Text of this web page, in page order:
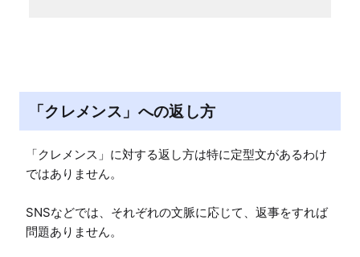
「クレメンス」への返し方
「クレメンス」に対する返し方は特に定型文があるわけ
ではありません。
SNSなどでは、それぞれの文脈に応じて、返事をすれば
問題ありません。